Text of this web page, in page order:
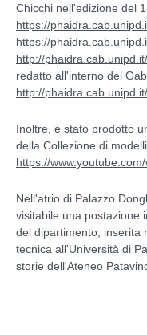
Chicchi nell'edizione del
https://
https://
http://
redatto all'interno del
http://
Inoltre, è stato prodotto
della Collezione di
https://
Nell'atrio di Palazzo
visitabile una postazione
del dipartimento, inserita
tecnica all'Università di
storie dell'Ateneo